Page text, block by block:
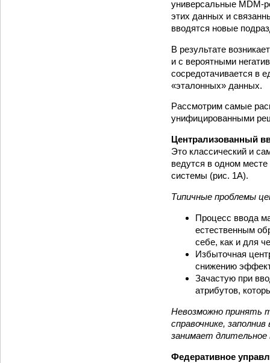
универсальные MDM-
этих данных и
вводятся новые
В результате
и с вероятными
сосредотачивается в
«эталонных» данных.
Рассмотрим самые
унифицированными
Централизованный
Это классический и
ведутся в одном
системы (рис. 1А).
Типичные проблемы
Процесс ввода
естественным
себе, как и для
Избыточная
снижению
Зачастую при
атрибутов,
Невозможно принять
справочнике,
занимает длительное
Федеративное